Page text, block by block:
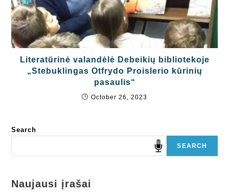
Literatūrinė valandėlė Debeikių bibliotekoje
„Stebuklingas Otfrydo Proislerio kūrinių
pasaulis“
October 26, 2023
Search
SEARCH
Naujausi įrašai